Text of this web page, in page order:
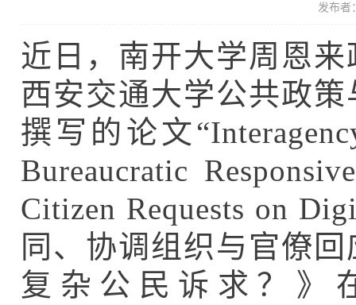
发布者
近日，南开大学周恩
西安交通大学公共政
撰写的论文
Bureaucratic
Citizen Requests on
同、协调组织与官僚
复杂公民诉求？》